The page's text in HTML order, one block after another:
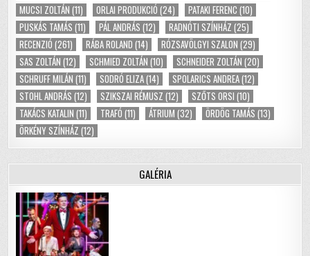
MUCSI ZOLTÁN (11) ORLAI PRODUKCIÓ (24) PATAKI FERENC (10)
PUSKÁS TAMÁS (11) PÁL ANDRÁS (12) RADNÓTI SZÍNHÁZ (25)
RECENZIÓ (261) RÁBA ROLAND (14) RÓZSAVÖLGYI SZALON (29)
SAS ZOLTÁN (12) SCHMIED ZOLTÁN (10) SCHNEIDER ZOLTÁN (20)
SCHRUFF MILÁN (11) SODRÓ ELIZA(14) SPOLARICS ANDREA(12)
STOHL ANDRÁS (12) SZIKSZAI RÉMUSZ (12) SZŐTS ORSI (10)
TAKÁCS KATALIN (11) TRAFÓ (11) ÁTRIUM (32) ÖRDÖG TAMÁS (13)
ÖRKÉNY SZÍNHÁZ (12)
GALÉRIA